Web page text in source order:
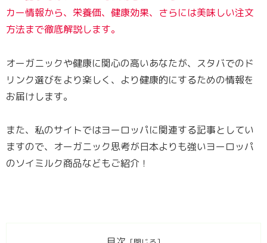
カー情報から、栄養価、健康効果、さらには美味しい注文
方法まで徹底解説します。
オーガニックや健康に関心の高いあなたが、スタバでのド
リンク選びをより楽しく、より健康的にするための情報を
お届けします。
また、私のサイトではヨーロッパに関連する記事としてい
ますので、オーガニック思考が日本よりも強いヨーロッパ
のソイミルク商品などもご紹介！